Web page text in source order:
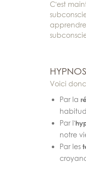
C’est
Voici
Par la
Par l’
notre
Par les